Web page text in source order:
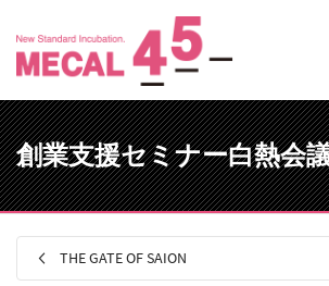
創業支援セミナー白熱会
THE GATE OF SAION